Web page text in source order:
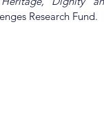
Research Fund.